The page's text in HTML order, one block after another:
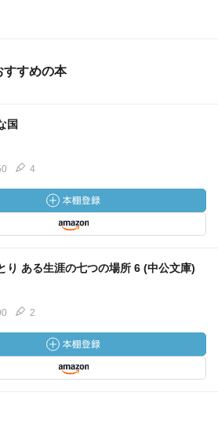
すすめの本
国
4
り ある生涯の七つの場所 6 (中公文庫)
2